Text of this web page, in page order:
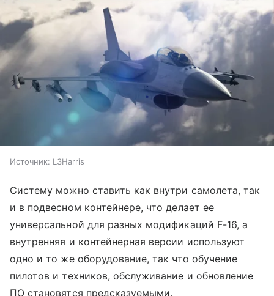
Источник: L3Harris
Систему можно ставить как внутри самолета, так
и в подвесном контейнере, что делает ее
универсальной для разных модификаций F-16, а
внутренняя и контейнерная версии используют
одно и то же оборудование, так что обучение
пилотов и техников, обслуживание и обновление
ПО становятся предсказуемыми.